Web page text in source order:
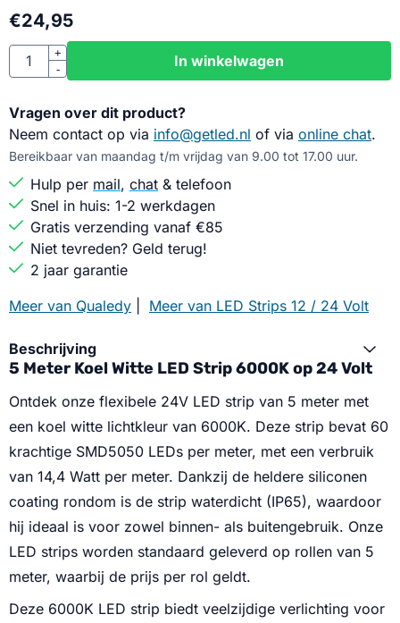
€24,95
Aantal
+
-
In winkelwagen
Vragen over dit product?
Neem contact op via info@getled.nl of via online chat.
Bereikbaar van maandag t/m vrijdag van 9.00 tot 17.00 uur.
Hulp per mail, chat & telefoon
Snel in huis: 1-2 werkdagen
Gratis verzending vanaf €85
Niet tevreden? Geld terug!
2 jaar garantie
Meer van Qualedy
Meer van LED Strips 12 / 24 Volt
Beschrijving
5 Meter Koel Witte LED Strip 6000K op 24 Volt
Ontdek onze flexibele 24V LED strip van 5 meter met
een koel witte lichtkleur van 6000K. Deze strip bevat 60
krachtige SMD5050 LEDs per meter, met een verbruik
van 14,4 Watt per meter. Dankzij de heldere siliconen
coating rondom is de strip waterdicht (IP65), waardoor
hij ideaal is voor zowel binnen- als buitengebruik. Onze
LED strips worden standaard geleverd op rollen van 5
meter, waarbij de prijs per rol geldt.
Deze 6000K LED strip biedt veelzijdige verlichting voor